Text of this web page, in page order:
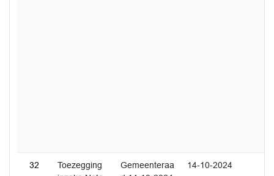
32
Toezegging
Gemeenteraa
14-10-2024